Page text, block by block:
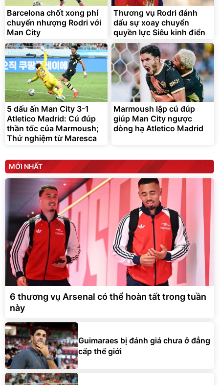
295.000đ
Đã bán nhiều
Barcelona chốt xong phí
chuyển nhượng Rodri với
Man City
Thương vụ Rodri đánh
dấu sự xoay chuyển
quyền lực Siêu kinh điển
5 dấu ấn Man City 3-1
Atletico Madrid: Cú đúp
thần tốc của Marmoush;
Thử nghiệm từ Maresca
Marmoush lập cú đúp
giúp Man City ngược
dòng hạ Atletico Madrid
MỚI NHẤT
6 thương vụ Arsenal có thể hoàn tất trong tuần
này
Guimaraes bị đánh giá chưa ở đẳng
cấp thế giới